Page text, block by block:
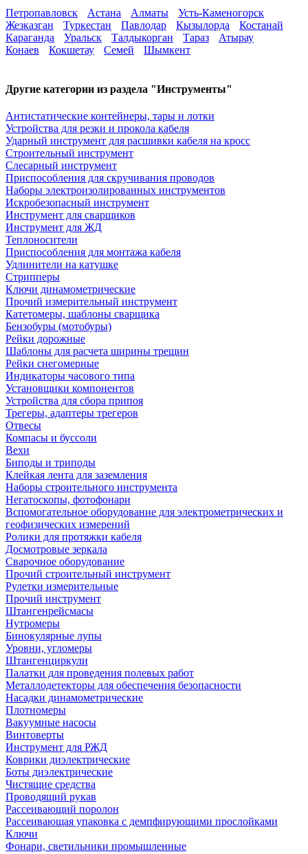
Петропавловск Астана Алматы
Усть-Каменогорск
Жезказган
Туркестан Павлодар Кызылорда
Костанай
Караганда
Уральск Талдыкорган Тараз
Атырау
Конаев
Кокшетау Семей Шымкент
Другие категории из раздела "Инструменты"
Антистатические контейнеры, тары и лотки
Устройства для резки и прокола кабеля
Ударный инструмент для расшивки кабеля на кросс
Строительный инструмент
Слесарный инструмент
Приспособления для скручивания проводов
Наборы электроизолированных инструментов
Искробезопасный инструмент
Инструмент для сварщиков
Инструмент для ЖД
Теплоносители
Приспособления для монтажа кабеля
Удлинители на катушке
Стрипперы
Ключи динамометрические
Прочий измерительный инструмент
Катетомеры, шаблоны сварщика
Бензобуры (мотобуры)
Рейки дорожные
Шаблоны для расчета ширины трещин
Рейки снегомерные
Индикаторы часового типа
Установщики компонентов
Устройства для сбора припоя
Трегеры, адаптеры трегеров
Отвесы
Компасы и буссоли
Вехи
Биподы и триподы
Клейкая лента для заземления
Наборы строительного инструмента
Негатоскопы, фотофонари
Вспомогательное оборудование для электрометрических и
геофизических измерений
Ролики для протяжки кабеля
Досмотровые зеркала
Сварочное оборудование
Прочий строительный инструмент
Рулетки измерительные
Прочий инструмент
Штангенрейсмасы
Нутромеры
Бинокулярные лупы
Уровни, угломеры
Штангенциркули
Палатки для проведения полевых работ
Металлодетекторы для обеспечения безопасности
Насадки динамометрические
Плотномеры
Вакуумные насосы
Винтоверты
Инструмент для РЖД
Коврики диэлектрические
Боты диэлектрические
Чистящие средства
Проводящий рукав
Рассеивающий поролон
Рассеивающая упаковка с демпфирующими прослойками
Ключи
Фонари, светильники промышленные